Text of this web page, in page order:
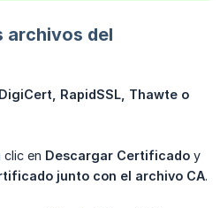
archivos del
RapidSSL, Thawte o
clic en Descargar Certificado y
junto con el archivo CA.